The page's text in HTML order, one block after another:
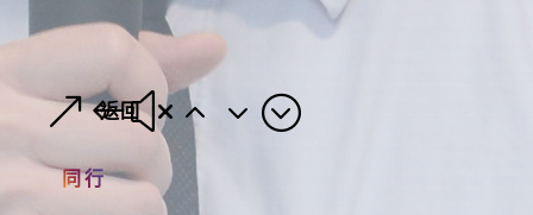
同行
返回